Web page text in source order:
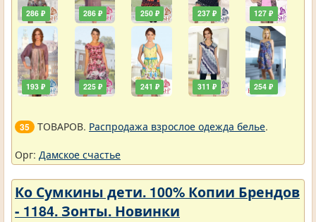
286 ₽
193 ₽
286 ₽
225 ₽
250 ₽
241 ₽
237 ₽
311 ₽
127 ₽
254 ₽
35 ТОВАРОВ. Распродажа взрослое одежда белье.
Орг: Дамское счастье
Ко Сумкины дети. 100% Копии Брендов
- 1184. Зонты. Новинки